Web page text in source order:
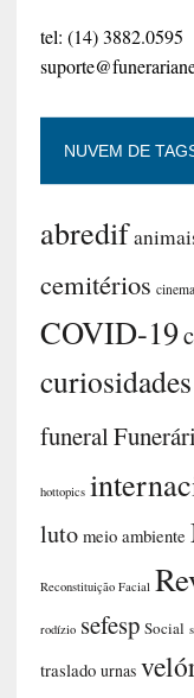
tel: (14) 3882.0595
NUVEM DE
abredif
cemitérios cinema
COVID-19
curiosidades
funeral
hottopics
luto meio ambiente
Reconstituição Facial
rodízio sefesp Social
traslado urnas